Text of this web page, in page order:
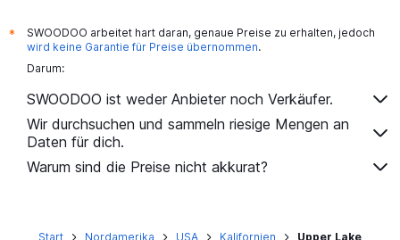
*
SWOODOO arbeitet hart daran, genaue Preise zu erhalten, jedoch
wird keine Garantie für Preise übernommen.
Darum:
SWOODOO ist weder Anbieter noch Verkäufer.
Wir durchsuchen und sammeln riesige Mengen an
Daten für dich.
Warum sind die Preise nicht akkurat?
Start Nordamerika USA Kalifornien Upper Lake